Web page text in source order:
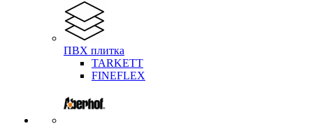
ПВХ плитка
TARKETT
FINEFLEX